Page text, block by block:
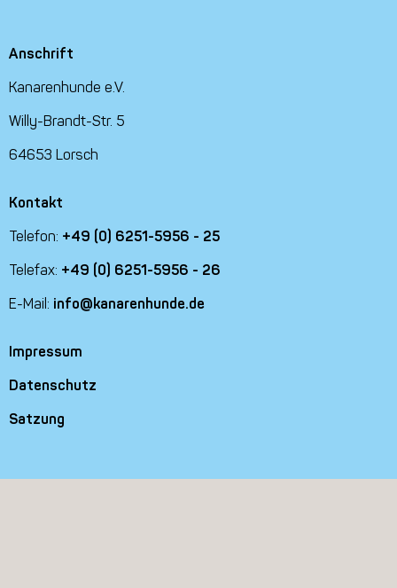
Anschrift
Kanarenhunde e.V.
Willy-Brandt-Str. 5
64653 Lorsch
Kontakt
Telefon: +49 (0) 6251-5956 - 25
Telefax: +49 (0) 6251-5956 - 26
E-Mail: info@kanarenhunde.de
Impressum
Datenschutz
Satzung